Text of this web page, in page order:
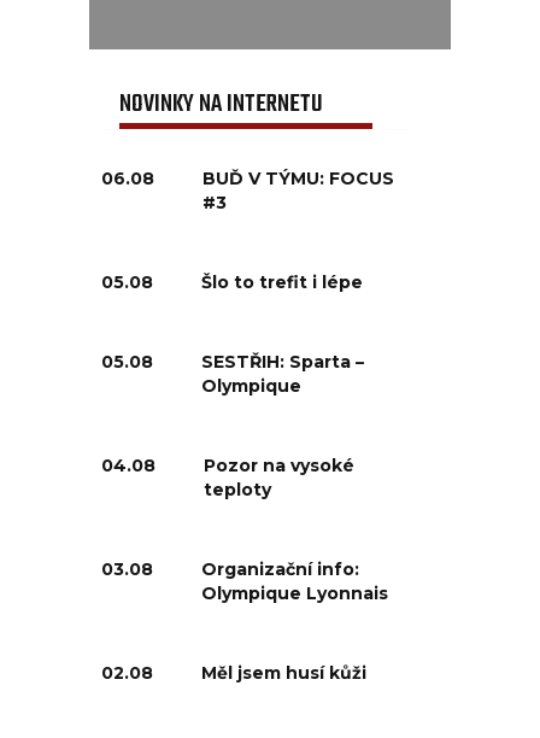
NOVINKY NA INTERNETU
06.08
BUĎ V TÝMU: FOCUS
#3
05.08 Šlo to trefit i lépe
05.08
SESTŘIH: Sparta –
Olympique
04.08
Pozor na vysoké
teploty
03.08
Organizační info:
Olympique Lyonnais
02.08 Měl jsem husí kůži